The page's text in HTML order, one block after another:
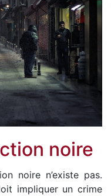
noire
noire n’existe pas.
impliquer un crime